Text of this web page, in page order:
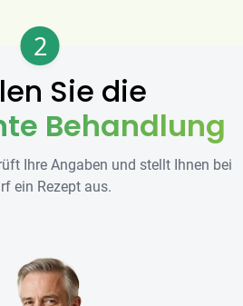
2
Sie die
Behandlung
Ihre Angaben und stellt Ihnen bei
ein Rezept aus.